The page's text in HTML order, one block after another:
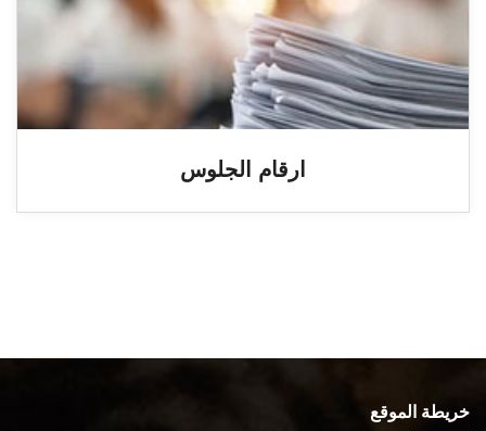
ارقام الجلوس
خريطة الموقع